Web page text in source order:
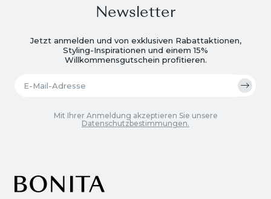
Newsletter
Jetzt anmelden und von exklusiven Rabattaktionen,
Styling-Inspirationen und einem 15%
Willkommensgutschein profitieren.
Mit Ihrer Anmeldung akzeptieren Sie unsere
Datenschutzbestimmungen.